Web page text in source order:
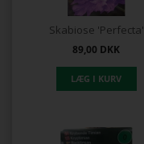
Skabiose 'Perfecta'
89,00 DKK